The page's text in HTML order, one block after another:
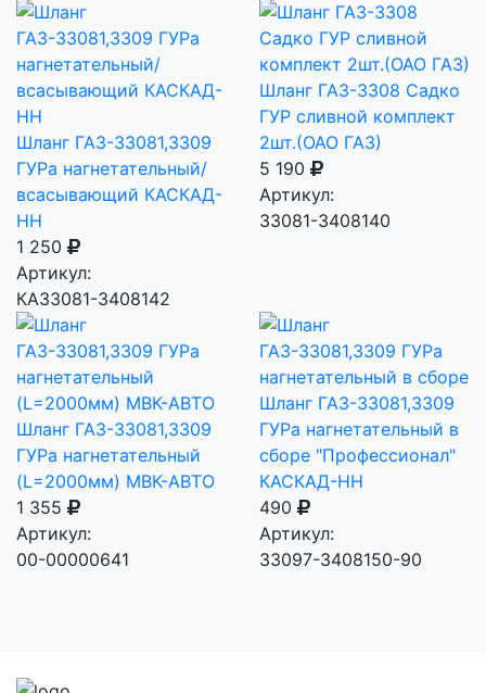
Шланг ГАЗ-33081,3309
ГУРа нагнетательный/
всасывающий КАСКАД-
НН
1 250
Артикул:
КА33081-3408142
Шланг ГАЗ-3308 Садко
ГУР сливной комплект
2шт.(ОАО ГАЗ)
5 190
Артикул:
33081-3408140
Шланг ГАЗ-33081,3309
ГУРа нагнетательный
(L=2000мм) МВК-АВТО
1 355
Артикул:
00-00000641
Шланг ГАЗ-33081,3309
ГУРа нагнетательный в
сборе "Профессионал"
КАСКАД-НН
490
Артикул:
33097-3408150-90